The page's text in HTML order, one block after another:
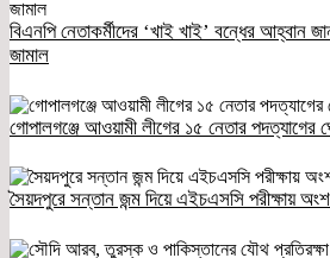
বিএনপি নেতাকর্মীদের ‘খাই খাই’ বন্ধের আহ্বান
জামাল
গোপালগঞ্জে আওয়ামী লীগের ১৫ নেতার পদত্যাগের
সৈয়দপুরে সন্তান জন্ম দিয়ে এইচএসসি পরীক্ষায়